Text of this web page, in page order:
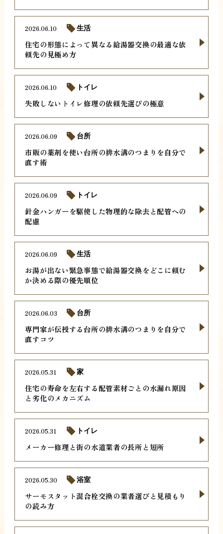
住宅の形態によって異なる給湯器交換の最適な依
頼先の見極め方
2026.06.10 生活
失敗しないトイレ修理の依頼先選びの極意
2026.06.10 トイレ
市販の薬剤を使い台所の排水溝のつまりを自分で
直す術
2026.06.09 台所
針金ハンガーを駆使した物理的な除去と配管への
配慮
2026.06.09 トイレ
お湯が出ない緊急事態で給湯器交換をどこに頼む
か決める際の優先順位
2026.06.09 生活
専門家が伝授する台所の排水溝のつまりを自分で
直すコツ
2026.06.03 台所
住宅の寿命を左右する配管素材ごとの水漏れ原因
と劣化のメカニズム
2026.05.31 家
メーカー修理と街の水道業者の長所と短所
2026.05.31 トイレ
サーモスタット混合栓交換の業者選びと見積もり
の読み方
2026.05.30 浴室